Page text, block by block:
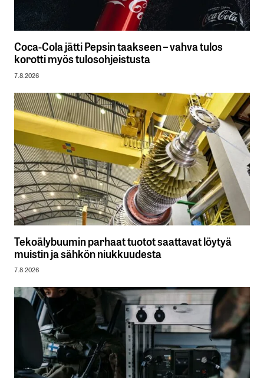
Coca-Cola jätti Pepsin taakseen – vahva tulos
korotti myös tulosohjeistusta
7.8.2026
Tekoälybuumin parhaat tuotot saattavat löytyä
muistin ja sähkön niukkuudesta
7.8.2026